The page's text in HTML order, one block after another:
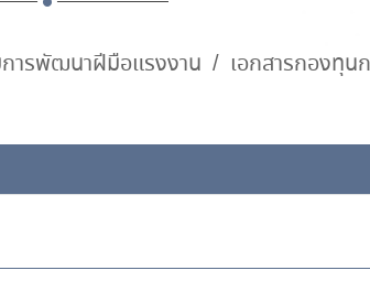
ารพัฒนาฝีมือแรงงาน เอกสารกองทุ